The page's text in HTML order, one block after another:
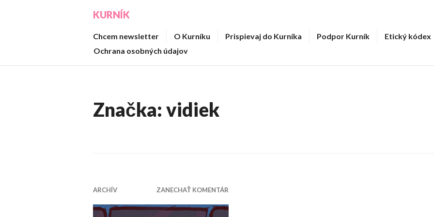
KURNÍK
Chcem newsletter O Kurníku Prispievaj do Kurníka Podpor Kurník
Etický kódex
Ochrana osobných údajov
Značka: vidiek
ARCHÍV ZANECHAŤ KOMENTÁR